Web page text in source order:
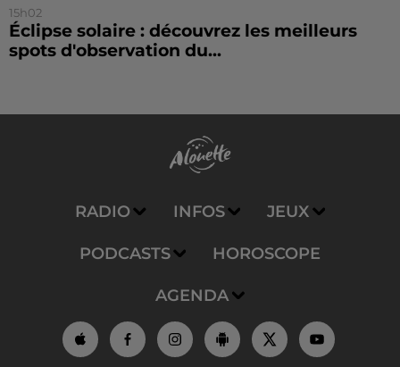
15h02
Éclipse solaire : découvrez les meilleurs
spots d'observation du...
RADIO INFOS JEUX
PODCASTS HOROSCOPE
AGENDA